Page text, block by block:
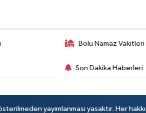
Bolu Namaz Vakitleri
Son Dakika Haberleri
yayımlanması yasaktır. Her hakkı